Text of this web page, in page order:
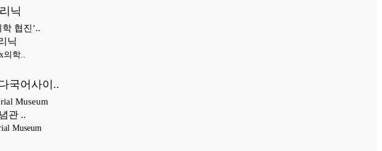
닉
협진’..
닉
의학..
국어사이..
Museum
관 ..
Museum